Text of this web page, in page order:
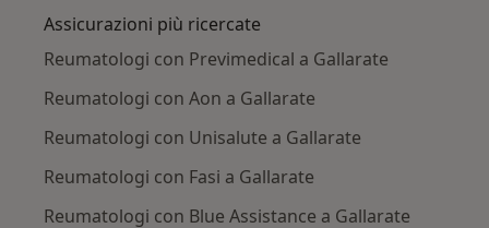
Assicurazioni più ricercate
Reumatologi con Previmedical a Gallarate
Reumatologi con Aon a Gallarate
Reumatologi con Unisalute a Gallarate
Reumatologi con Fasi a Gallarate
Reumatologi con Blue Assistance a Gallarate